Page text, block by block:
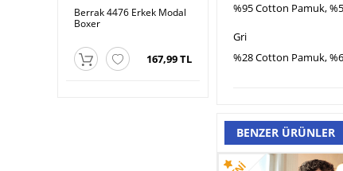
Berrak 4476 Erkek Modal
Boxer
167,99 TL
Berrak 1097 Erkek Boxer
%95 Cotton Pamuk,
Gri
%28 Cotton Pamuk,
BENZER ÜRÜNLER